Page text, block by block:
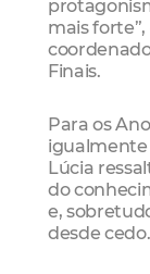
mais
Finais.
Para os
Lúcia
do
e,
desde cedo.